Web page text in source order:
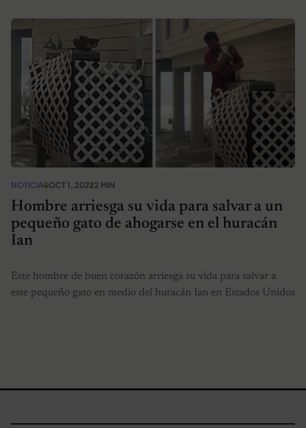
NOTICIASOCT 1, 20222 MIN
Hombre arriesga su vida para salvar a un
pequeño gato de ahogarse en el huracán
Ian
Este hombre de buen corazón arriesga su vida para salvar a
este pequeño gato en medio del huracán Ian en Estados Unidos